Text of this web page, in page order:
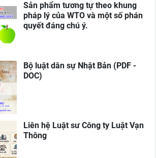
Sản phẩm tương tự theo khung
pháp lý của WTO và một số phán
quyết đáng chú ý.
Bộ luật dân sự Nhật Bản (PDF -
DOC)
Liên hệ Luật sư Công ty Luật Vạn
Thông